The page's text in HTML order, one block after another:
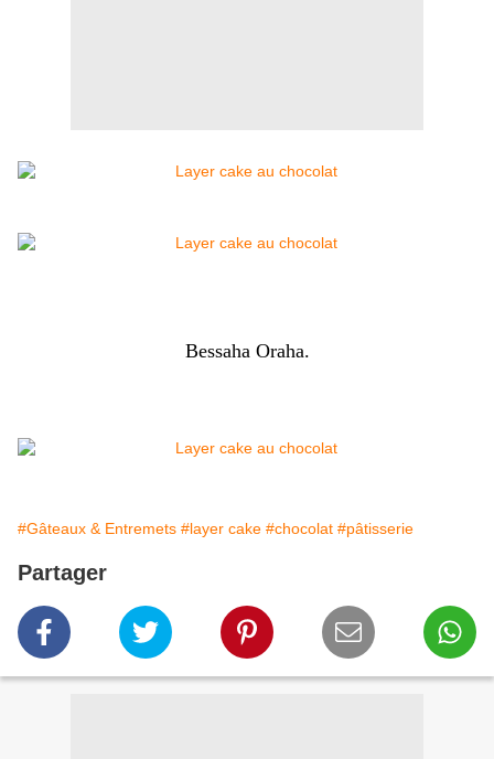
Bessaha Oraha.
#Gâteaux & Entremets #layer cake #chocolat #pâtisserie
Partager